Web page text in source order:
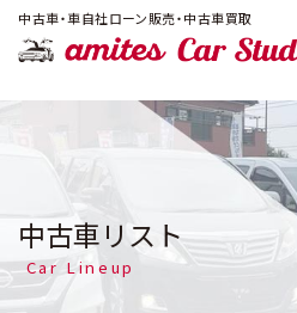
!-- Google Tag Manager -->
中古車・車自社ローン販売・中古車買取
中古車リスト
Car Lineup